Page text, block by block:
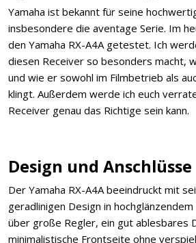
Yamaha ist bekannt für seine
insbesondere die aventage Serie. Im
den Yamaha RX-A4A getestet. Ich
diesen Receiver so besonders macht,
und wie er sowohl im Filmbetrieb als
klingt. Außerdem werde ich euch
Receiver genau das Richtige sein kann.
Design und Anschlüsse
Der Yamaha RX-A4A beeindruckt mit
geradlinigen Design in
über große Regler, ein gut ablesbares
minimalistische Frontseite ohne